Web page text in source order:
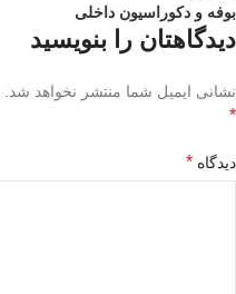
بوفه و دکوراسیون داخلی
دیدگاهتان را بنویسید
نشانی ایمیل شما منتشر نخواهد شد.
*
دیدگاه *